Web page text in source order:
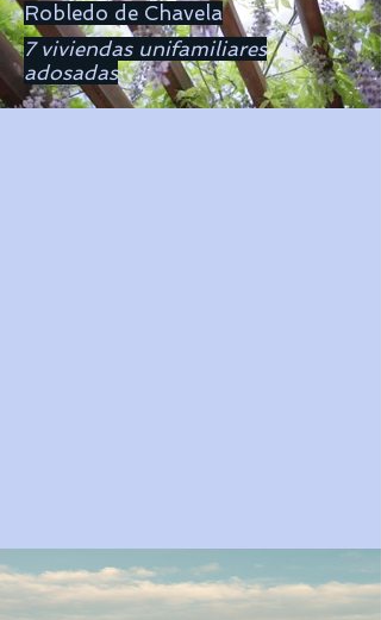
Robledo de Chavela
7 viviendas unifamiliares
adosadas